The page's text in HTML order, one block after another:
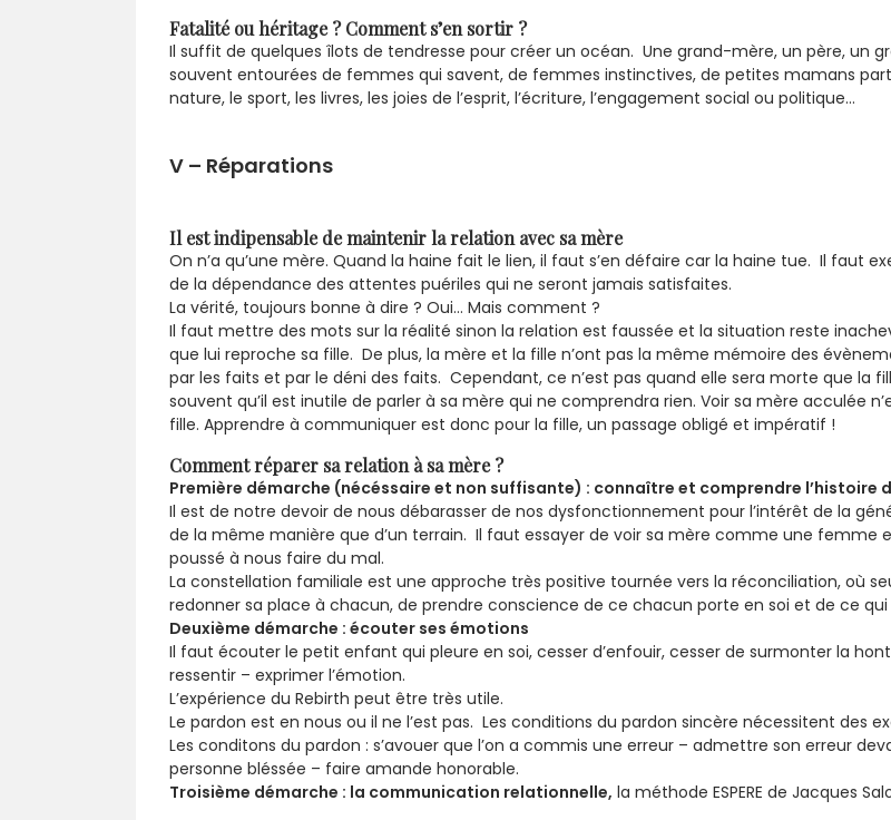
Fatalité ou héritage ? Comment s’en sortir ?
Il suffit de quelques îlots de tendresse pour créer un océan. Une grand-mère, un père, un
souvent entourées de femmes qui savent, de femmes instinctives, de petites mamans
nature, le sport, les livres, les joies de l’esprit, l’écriture, l’engagement social ou politique…
V – Réparations
Il est indipensable de maintenir la relation avec sa mère
On n’a qu’une mère. Quand la haine fait le lien, il faut s’en défaire car la haine tue. Il faut
de la dépendance des attentes puériles qui ne seront jamais satisfaites.
La vérité, toujours bonne à dire ? Oui… Mais comment ?
Il faut mettre des mots sur la réalité sinon la relation est faussée et la situation reste
que lui reproche sa fille. De plus, la mère et la fille n’ont pas la même mémoire des
par les faits et par le déni des faits. Cependant, ce n’est pas quand elle sera morte que la
souvent qu’il est inutile de parler à sa mère qui ne comprendra rien. Voir sa mère acculée
fille. Apprendre à communiquer est donc pour la fille, un passage obligé et impératif !
Comment réparer sa relation à sa mère ?
Première démarche (nécéssaire et non suffisante) : connaître et comprendre l’histoire
Il est de notre devoir de nous débarasser de nos dysfonctionnement pour l’intérêt de la
de la même manière que d’un terrain. Il faut essayer de voir sa mère comme une femme
poussé à nous faire du mal.
La constellation familiale est une approche très positive tournée vers la réconciliation, où
redonner sa place à chacun, de prendre conscience de ce chacun porte en soi et de ce
Deuxième démarche : écouter ses émotions
Il faut écouter le petit enfant qui pleure en soi, cesser d’enfouir, cesser de surmonter la
ressentir – exprimer l’émotion.
L’expérience du Rebirth peut être très utile.
Le pardon est en nous ou il ne l’est pas. Les conditions du pardon sincère nécessitent des
Les conditons du pardon : s’avouer que l’on a commis une erreur – admettre son erreur
personne bléssée – faire amande honorable.
Troisième démarche : la communication relationnelle, la méthode ESPERE de Jacques